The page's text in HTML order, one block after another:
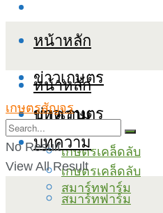
หน้าหลัก
ข่าวเกษตร
บทความ
เกษตรเคล็ดลับ
สมาร์ทฟาร์ม
หน้าหลัก
ข่าวเกษตร
บทความ
เกษตรเคล็ดลับ
สมาร์ทฟาร์ม
เกษตรสัญจร
No Result
View All Result